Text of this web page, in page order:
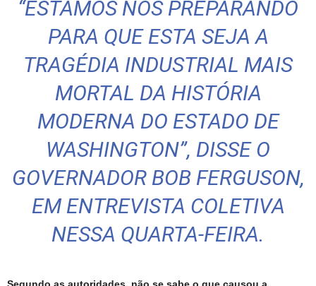
“ESTAMOS NOS PREPARANDO
PARA QUE ESTA SEJA A
TRAGÉDIA INDUSTRIAL MAIS
MORTAL DA HISTÓRIA
MODERNA DO ESTADO DE
WASHINGTON”, DISSE O
GOVERNADOR BOB FERGUSON,
EM ENTREVISTA COLETIVA
NESSA QUARTA-FEIRA.